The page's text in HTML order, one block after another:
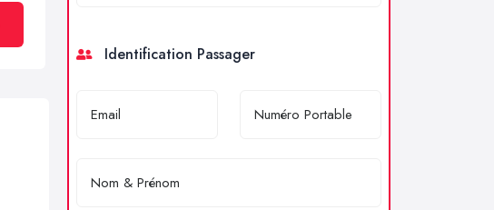
Identification Passager